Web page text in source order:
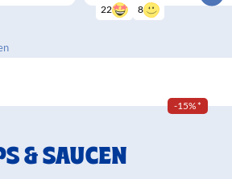
22 8
-15%*
& SAUCEN